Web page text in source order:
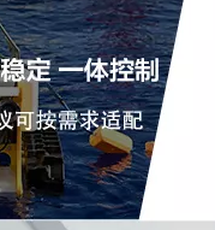
DS-H011-C